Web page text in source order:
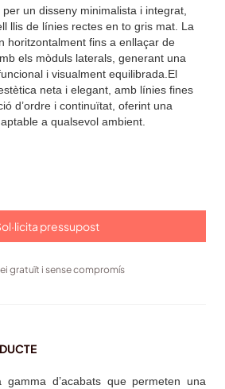
un disseny minimalista i integrat,
llis de línies rectes en to gris mat. La
horitzontalment fins a enllaçar de
els mòduls laterals, generant una
i visualment equilibrada.El
neta i elegant, amb línies fines
d’ordre i continuïtat, oferint una
a qualsevol ambient.
pressupost
gratuït i sense compromís
gamma d’acabats que permeten una